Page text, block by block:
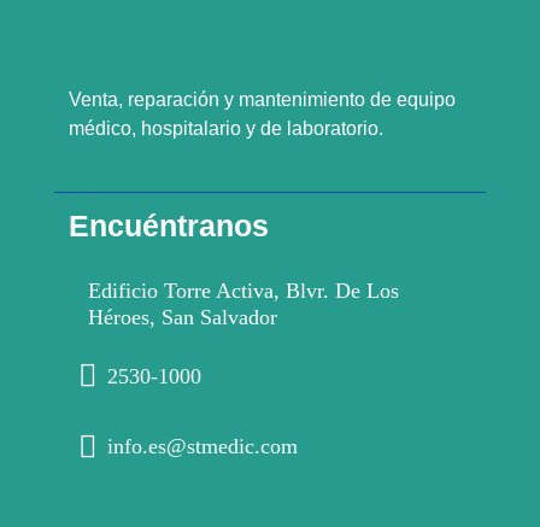
Venta, reparación y mantenimiento de equipo
médico, hospitalario y de laboratorio.
Encuéntranos
Edificio Torre Activa, Blvr. De Los
Héroes, San Salvador
2530-1000
info.es@stmedic.com